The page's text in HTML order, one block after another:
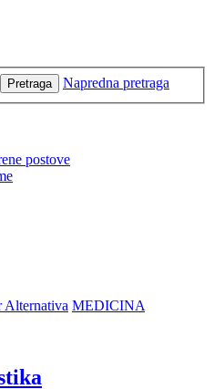
Pretraga Napredna pretraga
postove
Alternativa MEDICINA